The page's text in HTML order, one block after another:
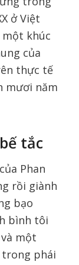
ở Việt
một khúc
của
thực tế
mươi năm
tắc
Phan
rồi giành
bạo
bình tôi
một
trong phái